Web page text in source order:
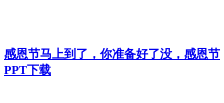
感恩节马上到了，你准备好了没，感恩节
PPT下载